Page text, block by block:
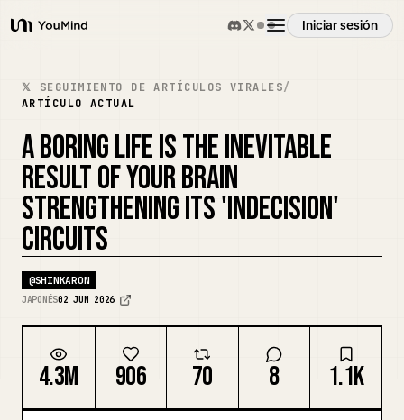
YouMind
Iniciar sesión
Resumen
Casos de uso
Habilidades
Prompts
Descargar
𝕏 SEGUIMIENTO DE ARTÍCULOS VIRALES/
ARTÍCULO ACTUAL
A BORING LIFE IS THE INEVITABLE
RESULT OF YOUR BRAIN
STRENGTHENING ITS 'INDECISION'
CIRCUITS
@SHINKARON
JAPONÉS02 JUN 2026
4.3M 906 70 8 1.1K